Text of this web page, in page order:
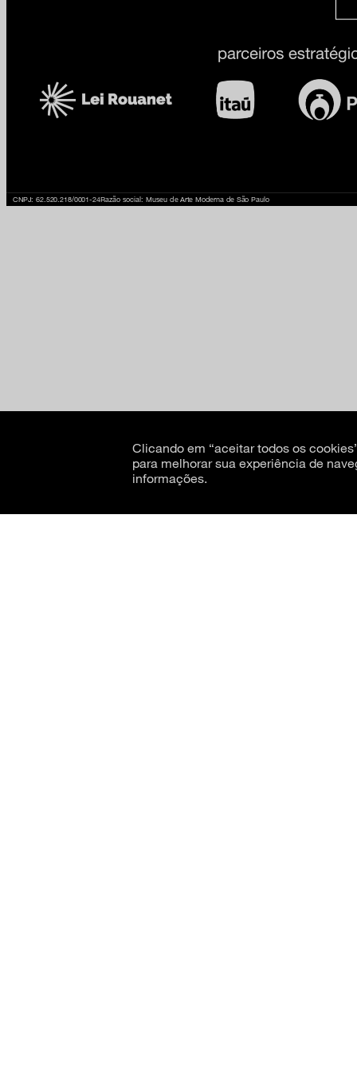
CNPJ: 62.520.218/0001-24Razão social: Museu de Arte Moderna de São Paulo
Clicando em “aceitar todos os
para melhorar sua experiência de
informações.